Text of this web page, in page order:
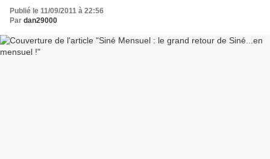
Publié le 11/09/2011 à 22:56
Par dan29000